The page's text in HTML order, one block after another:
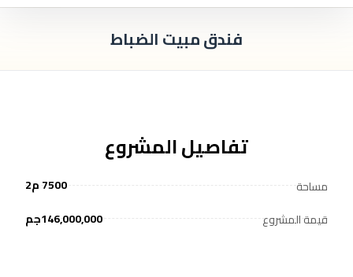
فندق مبيت الضباط
تفاصيل المشروع
مساحة
7500 م2
قيمة المشروع
146,000,000جم